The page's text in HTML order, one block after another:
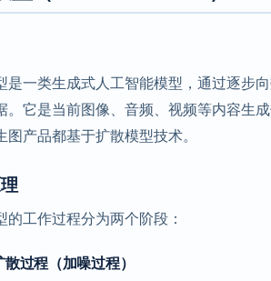
是一类生成式人工智能模型，通过逐步
。它是当前图像、音频、视频等内容
图产品都基于扩散模型技术。
的工作过程分为两个阶段：
散过程（加噪过程）